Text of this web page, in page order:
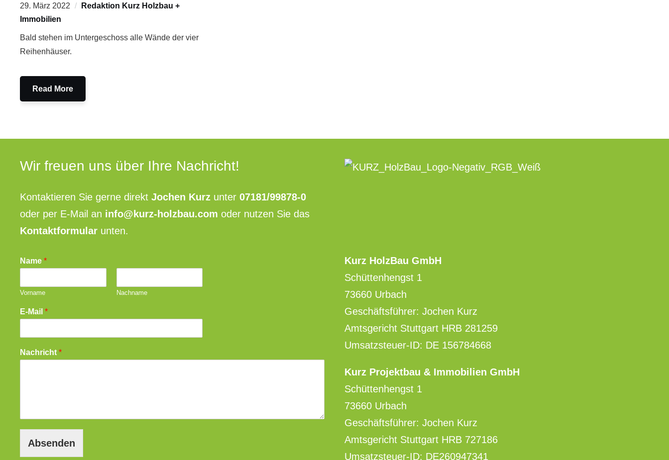
29. März 2022
Redaktion Kurz Holzbau +
Immobilien
Bald stehen im Untergeschoss alle Wände der vier
Reihenhäuser.
Read More
Wir freuen uns über Ihre Nachricht!
Kontaktieren Sie gerne direktJochen Kurz unter07181/99878-0
oder per E-Mail an info@kurz-holzbau.com oder nutzen Sie das
Kontaktformular unten.
Name*
Vorname Nachname
E-Mail*
Nachricht*
Absenden
Kurz HolzBau GmbH
Schüttenhengst 1
73660 Urbach
Geschäftsführer: Jochen Kurz
Amtsgericht Stuttgart HRB 281259
Umsatzsteuer-ID: DE 156784668
Kurz Projektbau & Immobilien GmbH
Schüttenhengst 1
73660 Urbach
Geschäftsführer: Jochen Kurz
Amtsgericht Stuttgart HRB 727186
Umsatzsteuer-ID: DE260947341